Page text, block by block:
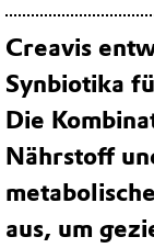
Creavis
Synbiotika
Die
Nährstoff
aus, um